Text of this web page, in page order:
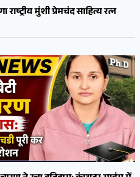
राष्ट्रीय मुंशी प्रेमचंद साहित्य रत्न